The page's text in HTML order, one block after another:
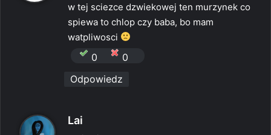
z
e
w tej sciezce dzwiekowej ten murzynek co
spiewa to chlop czy baba, bo mam
watpliwosci
0
0
Odpowiedz
Lai